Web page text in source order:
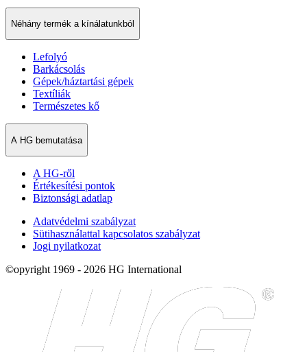
Néhány termék a kínálatunkból
Lefolyó
Barkácsolás
Gépek/háztartási gépek
Textíliák
Természetes kő
A HG bemutatása
A HG-ről
Értékesítési pontok
Biztonsági adatlap
Adatvédelmi szabályzat
Sütihasználattal kapcsolatos szabályzat
Jogi nyilatkozat
©opyright 1969 - 2026 HG International